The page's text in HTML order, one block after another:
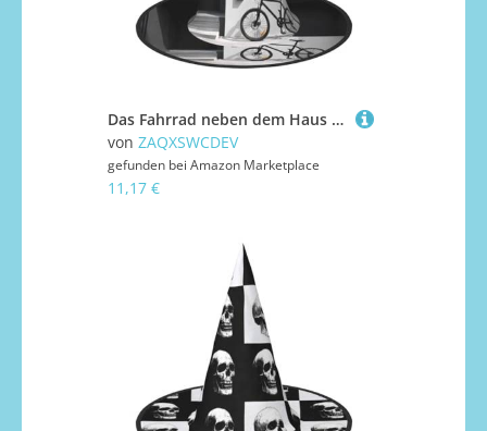
Das Fahrrad neben dem Haus Halloween Hut - Gruseliges Party-Kostüm-Accessoire mit Volldruck-Design - Leichter faltbarer Hexenhut für Halloween, Karneval, Maskerade & Rollenspiel-Events
von ZAQXSWCDEV
gefunden bei Amazon Marketplace
11,17 €